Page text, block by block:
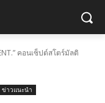
คอนเซ็ปต์สโตร์มัลติ
ข่าวแนะนำ